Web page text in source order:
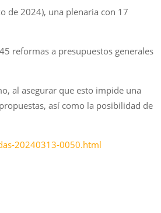
de 2024), una plenaria con 17
reformas a presupuestos generales
al asegurar que esto impide una
así como la posibilidad de
20240313-0050.html